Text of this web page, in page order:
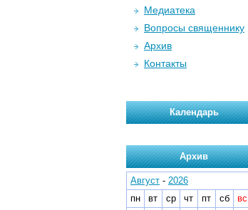
Медиатека
Вопросы священнику
Архив
Контакты
Календарь
Архив
Август - 2026
пн
вт ср чт пт сб
вс